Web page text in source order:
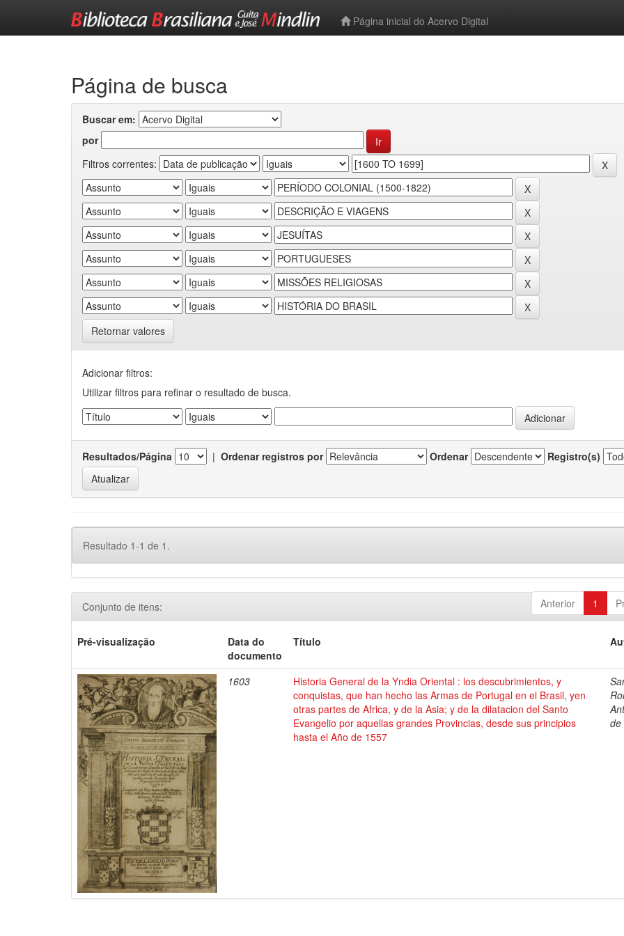
Página inicial do Acervo Digital
Página de busca
Buscar em:
por
Filtros correntes:
Retornar valores
Adicionar filtros:
Utilizar filtros para refinar o resultado de busca.
Resultados/Página | Ordenar registros por Ordenar Registro(s)
Resultado 1-1 de 1.
Anterior 1
Conjunto de itens:
Pré-visualização
Data do
documento
Título
1603
Historia General de la Yndia Oriental : los descubrimientos, y
conquistas, que han hecho las Armas de Portugal en el Brasil, yen
otras partes de Africa, y de la Asia; y de la dilatacion del Santo
Evangelio por aquellas grandes Provincias, desde sus principios
hasta el Año de 1557
de